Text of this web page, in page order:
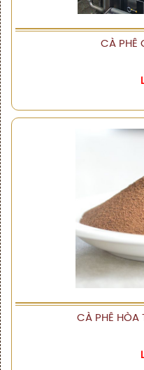
CÀ PHÊ
CÀ PHÊ HÒA